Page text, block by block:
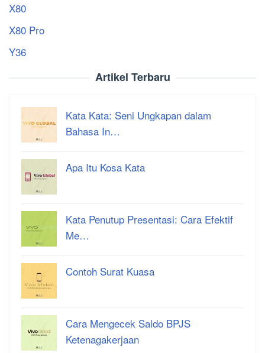
X80
X80 Pro
Y36
Artikel Terbaru
Kata Kata: Seni Ungkapan dalam
Bahasa In…
Apa Itu Kosa Kata
Kata Penutup Presentasi: Cara Efektif
Me…
Contoh Surat Kuasa
Cara Mengecek Saldo BPJS
Ketenagakerjaan